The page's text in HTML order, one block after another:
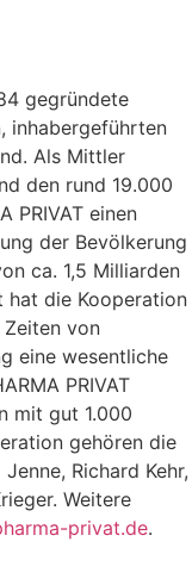
gegründete
inhabergeführten
Als Mittler
den rund 19.000
PRIVAT einen
der Bevölkerung
ca. 1,5 Milliarden
hat die Kooperation
Zeiten von
eine wesentliche
PRIVAT
mit gut 1.000
gehören die
Richard Kehr,
Weitere
privat.de.